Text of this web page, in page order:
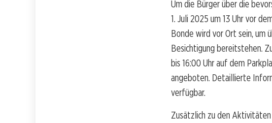
Um die Bürger über die
1. Juli 2025 um 13 Uhr vor
Bonde wird vor Ort sein, um
Besichtigung bereitstehen.
bis 16:00 Uhr auf dem
angeboten. Detaillierte
verfügbar.
Zusätzlich zu den